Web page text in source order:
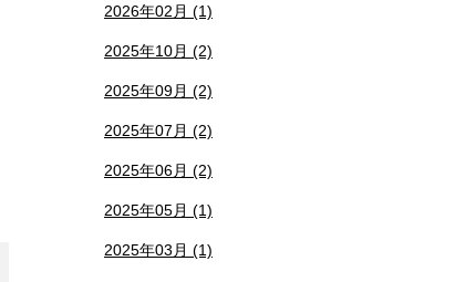
2026年02月 (1)
2025年10月 (2)
2025年09月 (2)
2025年07月 (2)
2025年06月 (2)
2025年05月 (1)
2025年03月 (1)